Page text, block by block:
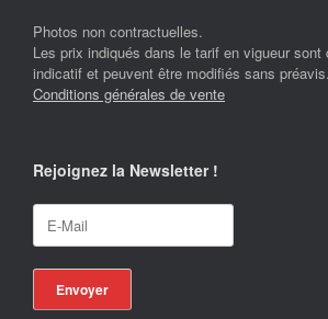
Photos non contractuelles.
Les prix indiqués dans le tarif en vigueur sont
indicatif et peuvent être modifiés sans préavis.
Conditions générales de vente
Rejoignez la Newsletter !